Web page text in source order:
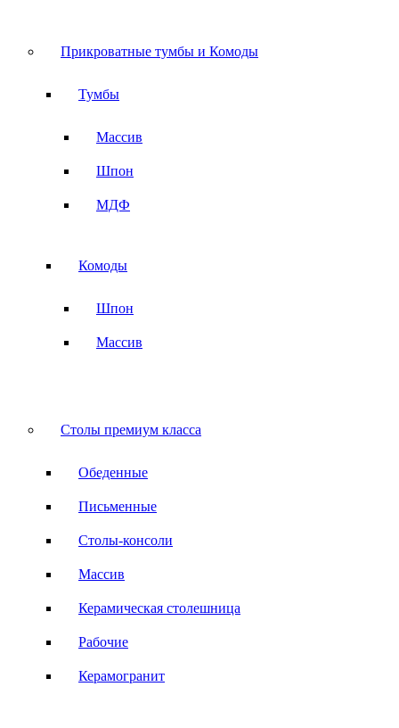
Прикроватные тумбы и Комоды
Тумбы
Массив
Шпон
МДФ
Комоды
Шпон
Массив
Столы премиум класса
Обеденные
Письменные
Столы-консоли
Массив
Керамическая столешница
Рабочие
Керамогранит